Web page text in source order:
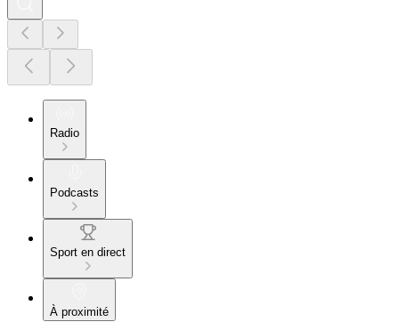
Radio
Podcasts
Sport en direct
À proximité